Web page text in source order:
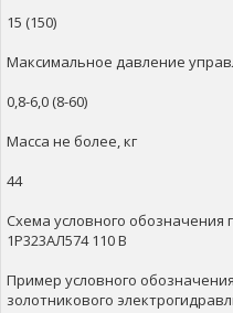
15 (150)
Максимальное давление
0,8-6,0 (8-60)
Масса не более, кг
44
Схема условного обозначения
1Р323АЛ574 110 В
Пример условного
золотникового